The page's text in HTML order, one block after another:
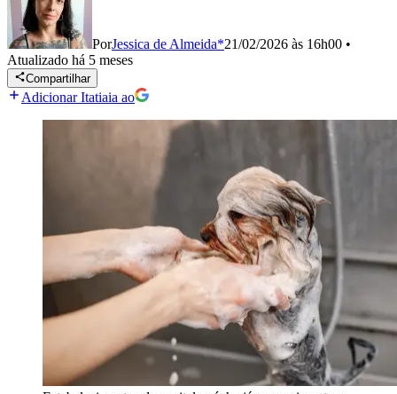
PorJessica de Almeida*21/02/2026 às 16h00 •
Atualizado há 5 meses
Compartilhar
Adicionar Itatiaia ao